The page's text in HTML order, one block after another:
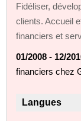
Fidéliser,
clients. Accueil
financiers et
01/2008 - 12/
financiers chez
Langues